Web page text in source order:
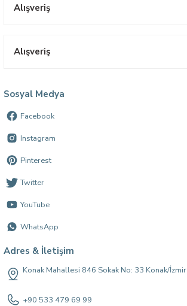
Alışveriş
Alışveriş
Sosyal Medya
Facebook
Instagram
Pinterest
Twitter
YouTube
WhatsApp
Adres & İletişim
Konak Mahallesi 846 Sokak No: 33 Konak/İzmir
+90 533 479 69 99